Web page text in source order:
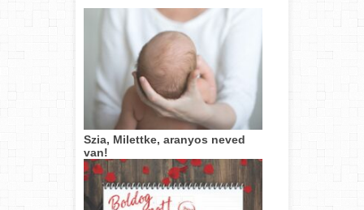
Szia, Milettke, aranyos neved
van!